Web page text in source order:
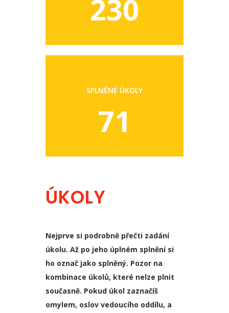
230
SPLNĚNÉ ÚKOLY
71
ÚKOLY
Nejprve si podrobně přečti zadání
úkolu. Až po jeho úplném splnění si
ho označ jako splněný. Pozor na
kombinace úkolů, které nelze plnit
současně. Pokud úkol zaznačíš
omylem, oslov vedoucího oddílu, a